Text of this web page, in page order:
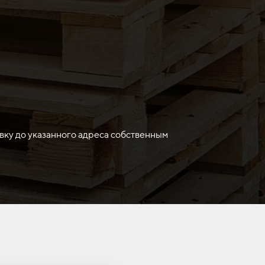
до указанного адреса собственным
и долговечным, что особенно полезно при
нагрузки и износостойкости.
работы в различных отраслях.